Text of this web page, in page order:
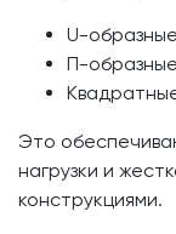
U-
П-
Это
нагрузки и
конструкциями.